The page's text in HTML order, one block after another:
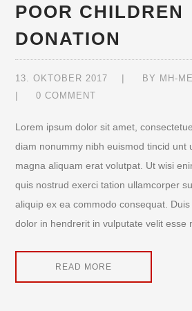
POOR CHILDREN
DONATION
13. OKTOBER 2017 BY MH-
0 COMMENT
Lorem ipsum dolor sit amet,
diam nonummy nibh euismod tincid unt
magna aliquam erat volutpat. Ut wisi
quis nostrud exerci tation ullamcorper
aliquip ex ea commodo consequat.
dolor in hendrerit in vulputate velit esse
READ MORE